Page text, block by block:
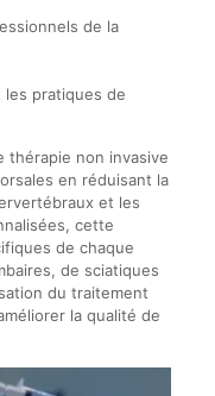
de la
pratiques de
thérapie non invasive
en réduisant la
et les
cette
de chaque
de sciatiques
du traitement
la qualité de